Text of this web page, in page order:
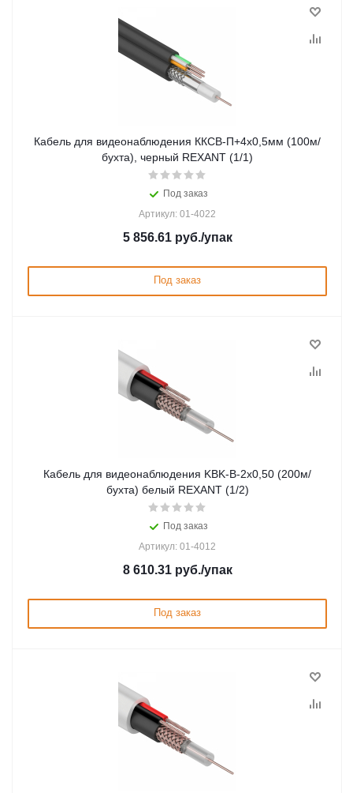
Кабель для видеонаблюдения ККСВ-П+4х0,5мм (100м/
бухта), черный REXANT (1/1)
Под заказ
Артикул: 01-4022
5 856.61руб./упак
Под заказ
Кабель для видеонаблюдения KBK-B-2x0,50 (200м/
бухта) белый REXANT (1/2)
Под заказ
Артикул: 01-4012
8 610.31руб./упак
Под заказ